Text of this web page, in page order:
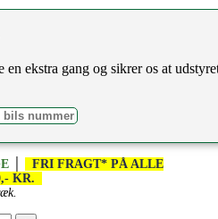
en ekstra gang og sikrer os at
FRI FRAGT* PÅ ALLE
KR.